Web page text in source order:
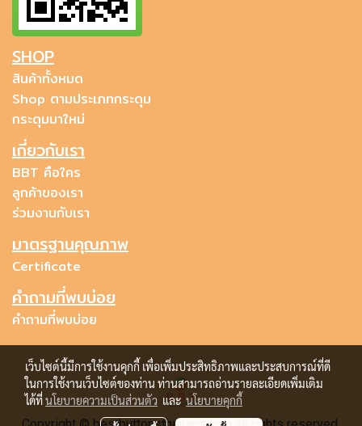
SHOP
สินค้าทั้งหมด
Shop ตามประเภทกระดุม
กระดุมมาใหม่
เกี่ยวกับเรา
BBT คือใคร
ลูกค้าของเรา
ร่วมงานกับเรา
มาตรฐานคุณภาพ
Certificate
คำถามที่พบบ่อย
คำถามที่พบบ่อย
เว็บไซต์นี้มีการใช้งานคุกกี้ เพื่อเพิ่มประสิทธิภาพและประสบการณ์ที่ดี
ในการใช้งานเว็บไซต์ของท่าน ท่านสามารถอ่านรายละเอียดเพิ่มเติม
ได้ที่นโยบายความเป็นส่วนตัว และนโยบายคุกกี้